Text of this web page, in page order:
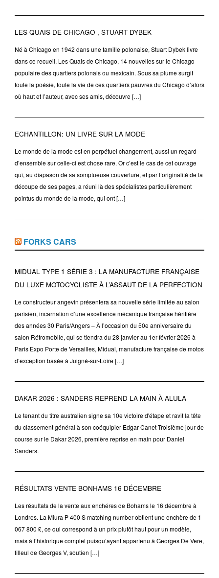
LES QUAIS DE CHICAGO , STUART DYBEK
Né à Chicago en 1942 dans une famille polonaise, Stuart Dybek livre
dans ce recueil, Les Quais de Chicago, 14 nouvelles sur le Chicago
populaire des quartiers polonais ou mexicain. Sous sa plume surgit
toute la poésie, toute la vie de ces quartiers pauvres du Chicago d’alors
où haut et l’auteur, avec ses amis, découvre […]
ECHANTILLON: UN LIVRE SUR LA MODE
Le monde de la mode est en perpétuel changement, aussi un regard
d’ensemble sur celle-ci est chose rare. Or c’est le cas de cet ouvrage
qui, au diapason de sa somptueuse couverture, et par l’originalité de la
découpe de ses pages, a réuni là des spécialistes particulièrement
pointus du monde de la mode, qui ont […]
FORKS CARS
MIDUAL TYPE 1 SÉRIE 3 : LA MANUFACTURE FRANÇAISE
DU LUXE MOTOCYCLISTE À L’ASSAUT DE LA PERFECTION
Le constructeur angevin présentera sa nouvelle série limitée au salon
parisien, incarnation d’une excellence mécanique française héritière
des années 30 Paris/Angers – À l’occasion du 50e anniversaire du
salon Rétromobile, qui se tiendra du 28 janvier au 1er février 2026 à
Paris Expo Porte de Versailles, Midual, manufacture française de motos
d’exception basée à Juigné-sur-Loire […]
DAKAR 2026 : SANDERS REPREND LA MAIN À ALULA
Le tenant du titre australien signe sa 10e victoire d'étape et ravit la tête
du classement général à son coéquipier Edgar Canet Troisième jour de
course sur le Dakar 2026, première reprise en main pour Daniel
Sanders.
RÉSULTATS VENTE BONHAMS 16 DÉCEMBRE
Les résultats de la vente aux enchéres de Bohams le 16 décembre à
Londres. La Miura P 400 S matching number obtient une enchère de 1
067 800 £, ce qui correspond à un prix plutôt haut pour un modèle,
mais à l’historique complet puisqu’ayant appartenu à Georges De Vere,
filleul de Georges V, soutien […]